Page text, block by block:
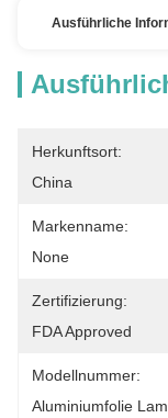
Ausführliche
Herkunftsort:
China
Markenname:
None
Zertifizierung:
FDA Approved
Modellnummer:
Aluminiumfolie